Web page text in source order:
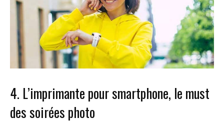
4. L’imprimante pour smartphone, le must
des soirées photo